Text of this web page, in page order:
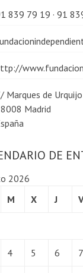
839 79 19 · 91
Marques de
Madrid
DE
2026
M X J
4 5 6 7